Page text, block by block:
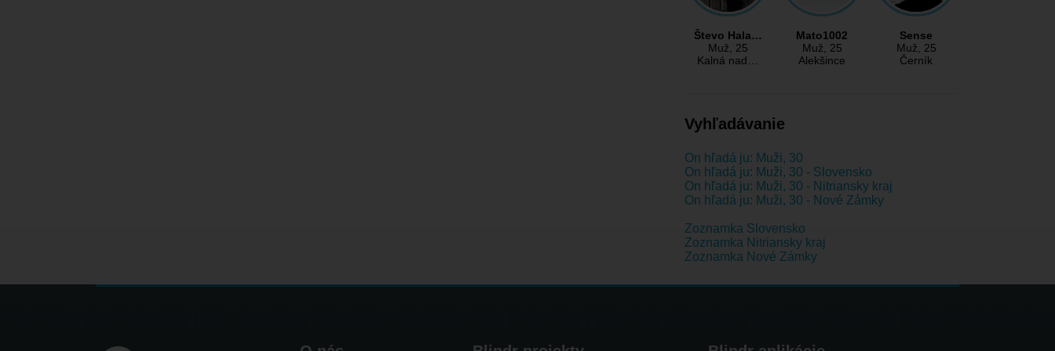
Števo Hala…
Muž, 25
Kalná nad…
Mato1002
Muž, 25
Alekšince
Sense
Muž, 25
Černík
Vyhľadávanie
On hľadá ju: Muži, 30
On hľadá ju: Muži, 30 - Slovensko
On hľadá ju: Muži, 30 - Nitriansky kraj
On hľadá ju: Muži, 30 - Nové Zámky
Zoznamka Slovensko
Zoznamka Nitriansky kraj
Zoznamka Nové Zámky